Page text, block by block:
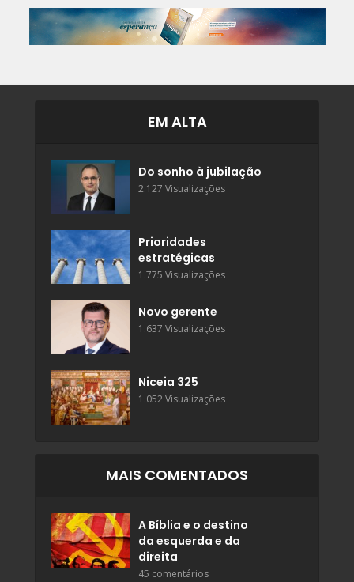
EM ALTA
Do sonho à jubilação
2.127 Visualizações
Prioridades
estratégicas
1.775 Visualizações
Novo gerente
1.637 Visualizações
Niceia 325
1.052 Visualizações
MAIS COMENTADOS
A Bíblia e o destino
da esquerda e da
direita
45 comentários